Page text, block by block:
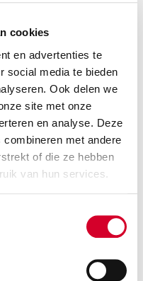
cookies
en advertenties te
social media te bieden
Ook delen we
site met onze
en analyse. Deze
met andere
of die ze hebben
van hun services.
rugleuning bij
van 6–12
is geschikt voor
de verhoging van de
vastgemaakt
je kind veilig in de